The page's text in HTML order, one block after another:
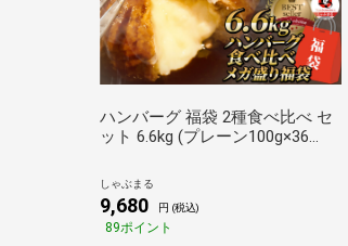
ハンバーグ 福袋 2種食べ比べ セ
ット 6.6kg (プレーン100g×36
ジ 冷凍 惣菜 あすつく 業務用 し
ゃぶまる
しゃぶまる
9,680 円 (税込)
89ポイント